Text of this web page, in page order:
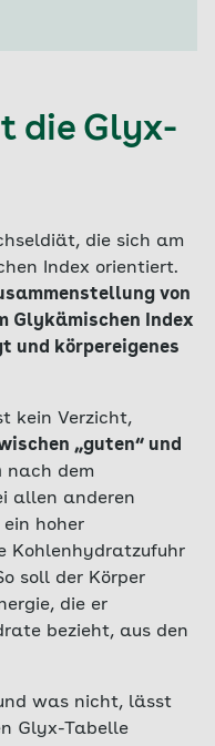
die Glyx-
die sich am
Index orientiert.
von
Glykämischen Index
und körpereigenes
kein Verzicht,
„guten“ und
nach dem
allen anderen
hoher
Kohlenhydratzufuhr
soll der Körper
die er
bezieht, aus den
was nicht, lässt
Glyx-Tabelle